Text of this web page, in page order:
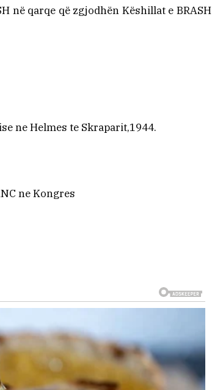
në qarqe që zgjodhën Këshillat e BRASH
ne Helmes te Skraparit,1944.
ne Kongres